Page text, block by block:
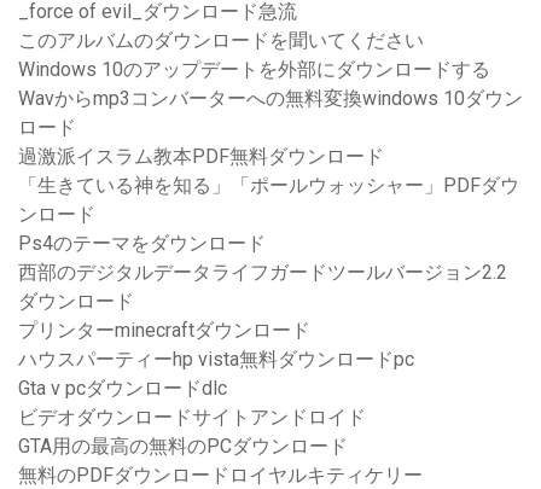
_force of evil_ダウンロード急流
このアルバムのダウンロードを聞いてください
Windows 10のアップデートを外部にダウンロードする
Wavからmp3コンバーターへの無料変換windows 10ダウン
ロード
過激派イスラム教本PDF無料ダウンロード
「生きている神を知る」「ポールウォッシャー」PDFダウ
ンロード
Ps4のテーマをダウンロード
西部のデジタルデータライフガードツールバージョン2.2
ダウンロード
プリンターminecraftダウンロード
ハウスパーティーhp vista無料ダウンロードpc
Gta v pcダウンロードdlc
ビデオダウンロードサイトアンドロイド
GTA用の最高の無料のPCダウンロード
無料のPDFダウンロードロイヤルキティケリー